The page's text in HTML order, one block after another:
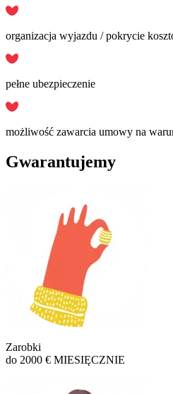
organizacja wyjazdu / pokrycie
pełne ubezpieczenie
możliwość zawarcia umowy na
Gwarantujemy
Zarobki
do 2000 € MIESIĘCZNIE